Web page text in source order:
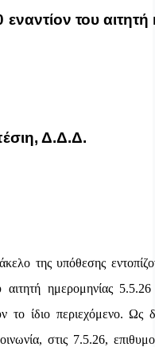
του αιτητή
Δ.Δ.Δ.
της υπόθεσης
ημερομηνίας 5.5.26
το ίδιο περιεχόμενο. Ως
στις 7.5.26,